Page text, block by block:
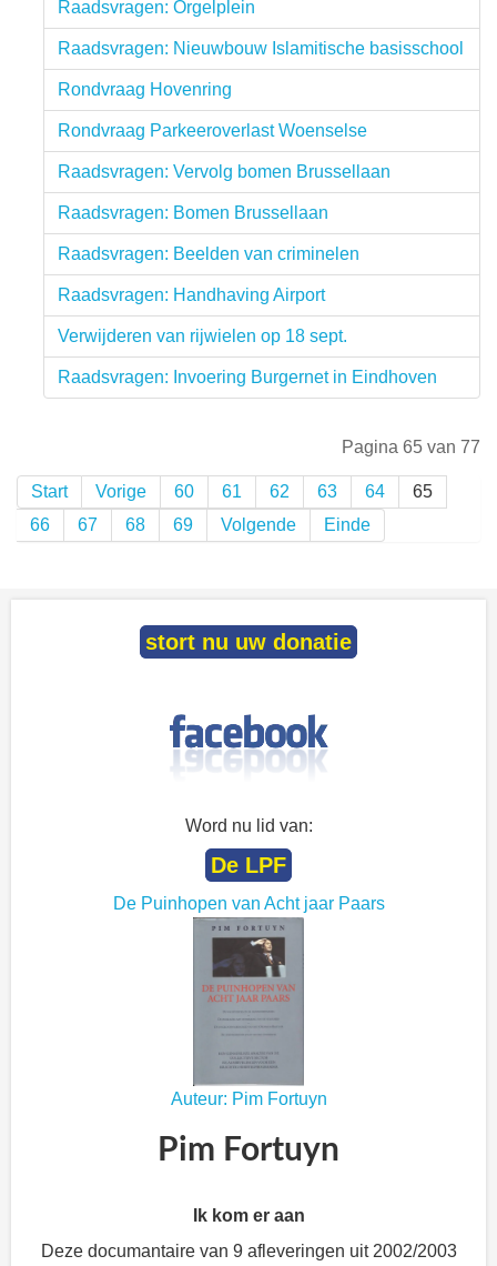
Raadsvragen: Orgelplein
Raadsvragen: Nieuwbouw Islamitische basisschool
Rondvraag Hovenring
Rondvraag Parkeeroverlast Woenselse
Raadsvragen: Vervolg bomen Brussellaan
Raadsvragen: Bomen Brussellaan
Raadsvragen: Beelden van criminelen
Raadsvragen: Handhaving Airport
Verwijderen van rijwielen op 18 sept.
Raadsvragen: Invoering Burgernet in Eindhoven
Pagina 65 van 77
Start Vorige 60 61 62 63 64
65
66
67 68 69 Volgende Einde
stort nu uw donatie
Word nu lid van:
De LPF
De Puinhopen van Acht jaar Paars
Auteur: Pim Fortuyn
Pim Fortuyn
Ik kom er aan
Deze documantaire van 9 afleveringen uit 2002/2003